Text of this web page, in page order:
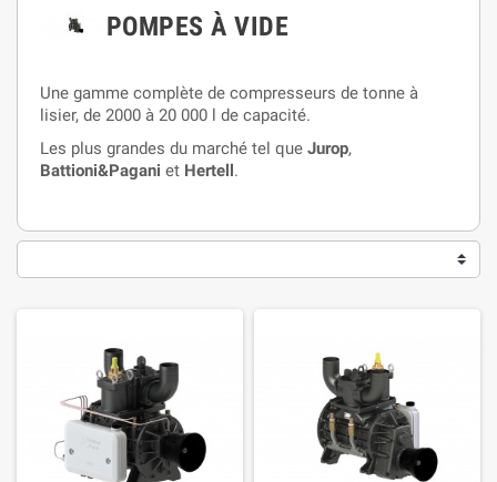
POMPES À VIDE
Une gamme complète de compresseurs de tonne à
lisier, de 2000 à 20 000 l de capacité.
Les plus grandes du marché tel que Jurop,
Battioni&Pagani et Hertell.